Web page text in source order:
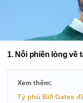
1. Nỗi phiền lòng về
Xem thêm:
Tỷ phú Bill Gates